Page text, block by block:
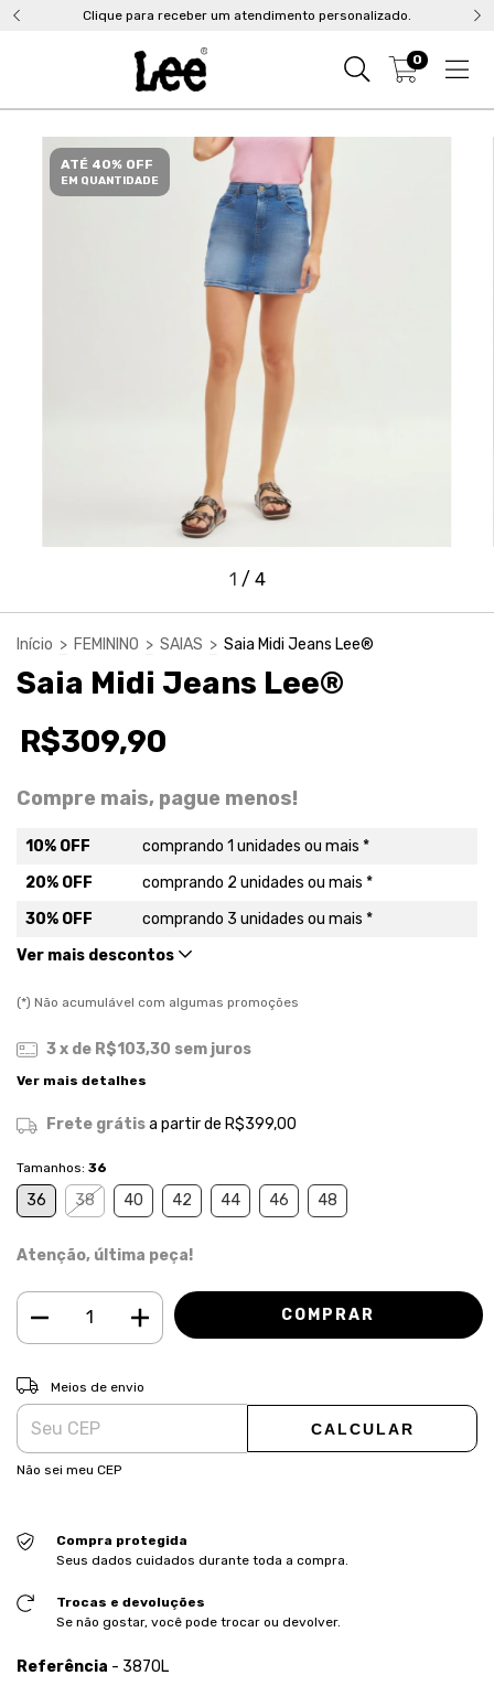
Clique para receber um atendimento personalizado.
0
ATÉ 40% OFF
EM QUANTIDADE
1 / 4
Início > FEMININO > SAIAS > Saia Midi Jeans Lee®
Saia Midi Jeans Lee®
R$309,90
Compre mais, pague menos!
10% OFF
comprando 1 unidades ou mais *
20% OFF
comprando 2 unidades ou mais *
30% OFF
comprando 3 unidades ou mais *
Ver mais descontos
(*) Não acumulável com algumas promoções
3x de R$103,30 sem juros
Ver mais detalhes
Frete grátisa partir de R$399,00
Tamanhos: 36
36 38 40 42 44 46 48
Atenção, última peça!
Entregas para o CEP:
Meios de envio
CALCULAR
Não sei meu CEP
Compra protegida
Seus dados cuidados durante toda a compra.
Trocas e devoluções
Se não gostar, você pode trocar ou devolver.
Referência - 3870L